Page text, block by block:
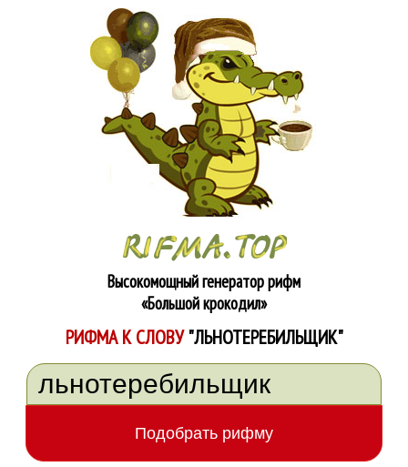
Высокомощный генератор рифм
«Большой крокодил»
РИФМА К СЛОВУ"ЛЬНОТЕРЕБИЛЬЩИК"